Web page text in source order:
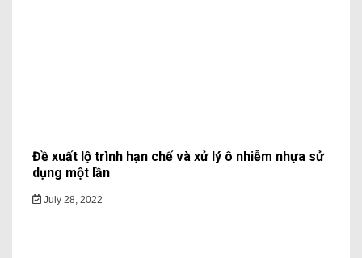
Đề xuất lộ trình hạn chế và xử lý ô nhiễm nhựa sử
dụng một lần
July 28, 2022